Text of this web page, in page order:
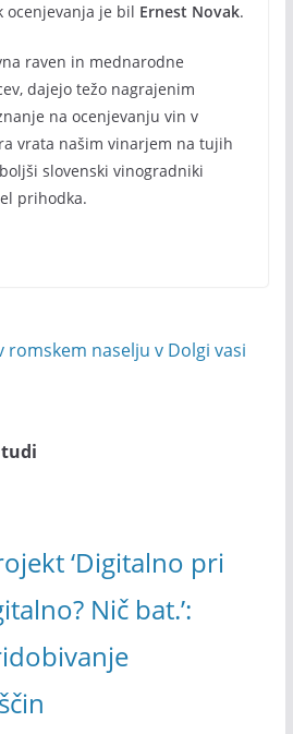
ocenjevanja je bil Ernest Novak.
raven in mednarodne
dajejo težo nagrajenim
na ocenjevanju vin v
vrata našim vinarjem na tujih
slovenski vinogradniki
prihodka.
romskem naselju v Dolgi vasi
tudi
‘Digitalno pri
Nič bat.’: